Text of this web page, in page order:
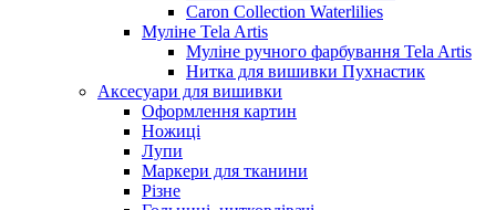
Caron Collection Waterlilies
Муліне Tela Artis
Муліне ручного фарбування Tela Artis
Нитка для вишивки Пухнастик
Аксесуари для вишивки
Оформлення картин
Ножиці
Лупи
Маркери для тканини
Різне